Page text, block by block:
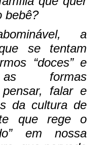
bebê?
a
se tentam
“doces” e
as formas
falar e
da cultura de
que rege o
em nossa